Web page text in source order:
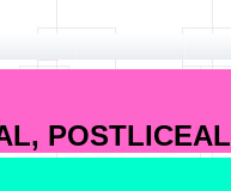
POSTLICEAL